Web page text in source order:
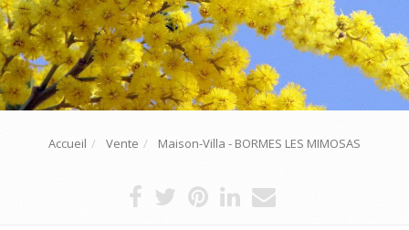
Accueil Vente Maison-Villa - BORMES LES MIMOSAS